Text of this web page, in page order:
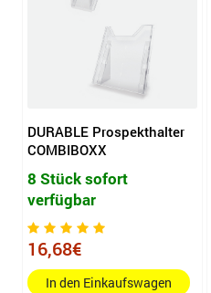
DURABLE Prospekthalter
COMBIBOXX
8 Stück sofort
verfügbar
16,68€
In den Einkaufswagen